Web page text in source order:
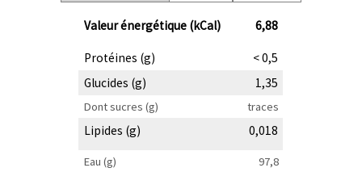
Valeur énergétique (kCal) 6,88
Protéines (g)
< 0,5
Glucides (g)
1,35
Dont sucres (g) traces
Lipides (g) 0,018
Eau (g)
97,8